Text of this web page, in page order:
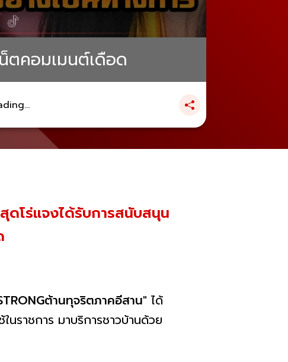
ตคอมเมนต์เดือด
ดโร่แจงได้รับการสนับสนุน
ต้านทุจริตภาคอีสาน" ได้
นราชการ มาบริการชาวบ้านด้วย